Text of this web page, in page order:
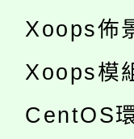
Xoops佈
Xoops模
CentOS